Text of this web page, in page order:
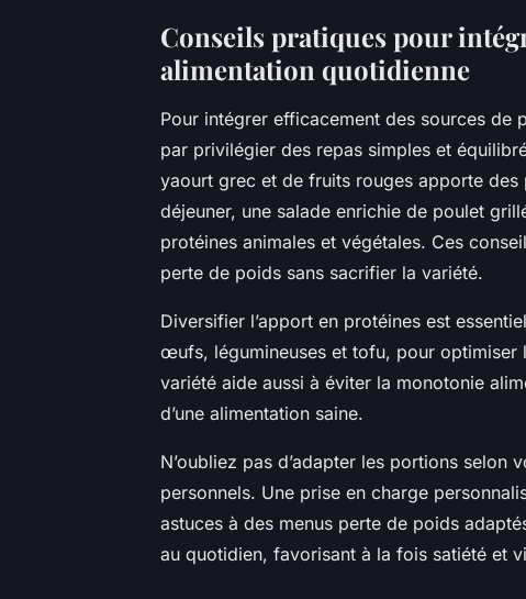
Conseils pratiques pour
alimentation quotidienne
Pour intégrer efficacement des sources de
par privilégier des repas simples et
yaourt grec et de fruits rouges apporte
déjeuner, une salade enrichie de poulet
protéines animales et végétales. Ces
perte de poids sans sacrifier la variété.
Diversifier l’apport en protéines est
œufs, légumineuses et tofu, pour optimiser
variété aide aussi à éviter la monotonie
d’une alimentation saine.
N’oubliez pas d’adapter les portions
personnels. Une prise en charge
astuces à des menus perte de poids
au quotidien, favorisant à la fois satiété et